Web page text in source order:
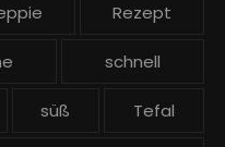
Rezept
schnell
süß Tefal